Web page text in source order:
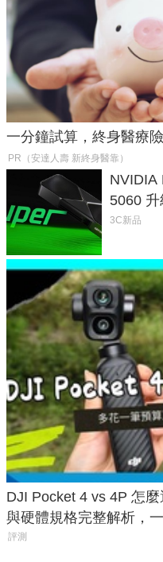
一分鐘試算，終身醫療
PR（安達人壽 新終身醫靠）
NVIDIA
5060
次規格
3C新品
DJI Pocket 4 vs 4P 怎
與硬體規格完整解析，
評測